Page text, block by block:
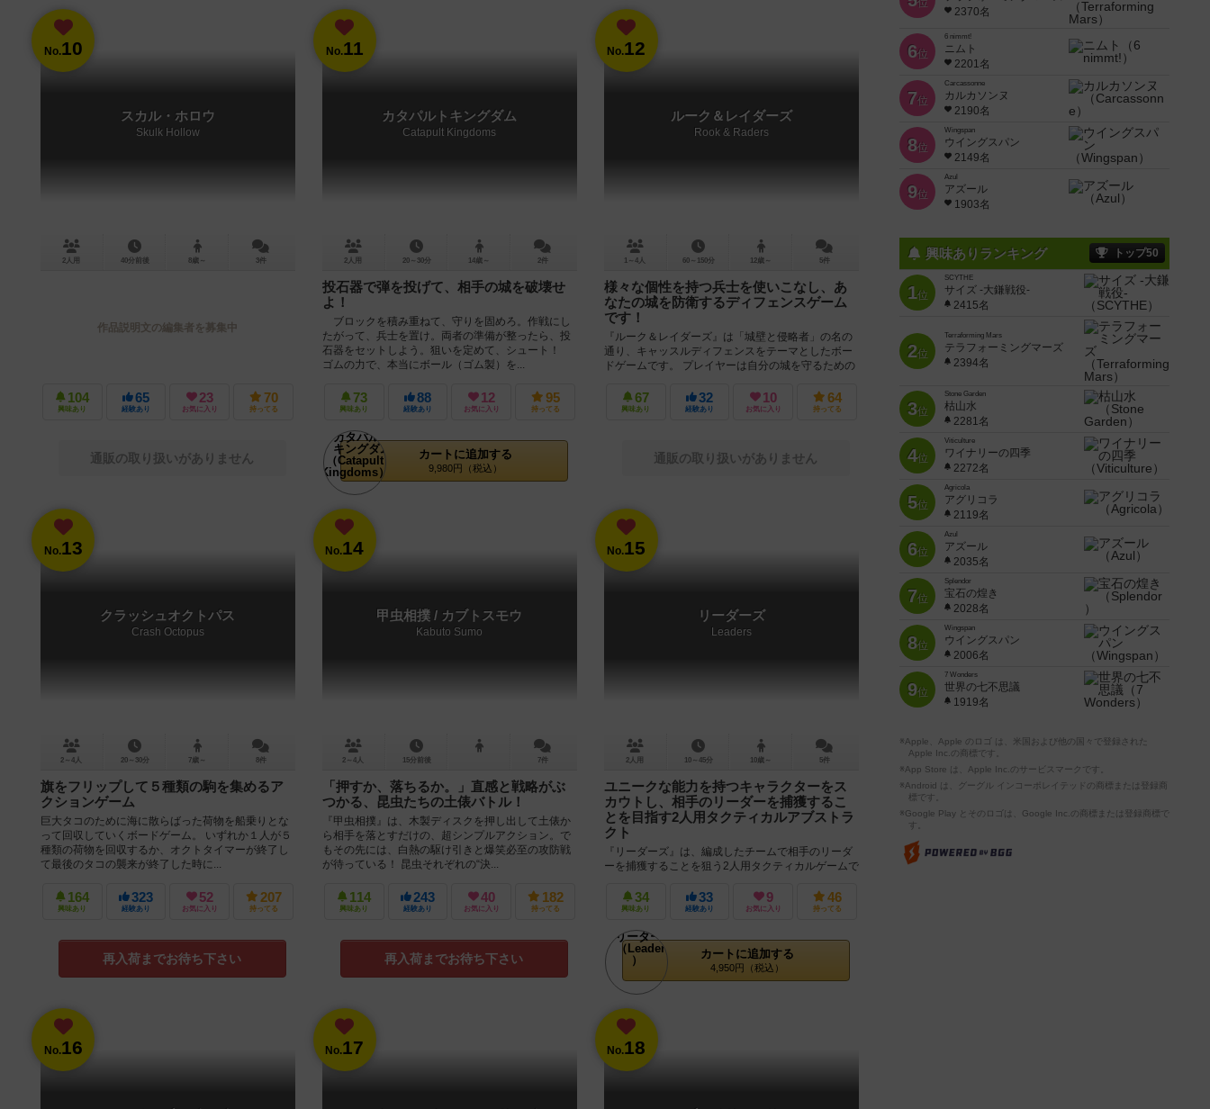
No.10
スカル・ホロウ
Skulk Hollow
2人用 40分前後 8歳～ 3件
作品説明文の編集者を募集中
104
興味あり
65
経験あり
23
お気に入り
70
持ってる
通販の取り扱いがありません
No.11
カタパルトキングダム
Catapult Kingdoms
2人用 20～30分 14歳～ 2件
投石器で弾を投げて、相手の城を破壊せ
よ！
ブロックを積み重ねて、守りを固めろ。作戦にし
たがって、兵士を置け。両者の準備が整ったら、投
石器をセットしよう。狙いを定めて、シュート！
ゴムの力で、本当にボール（ゴム製）を...
73
興味あり
88
経験あり
12
お気に入り
95
持ってる
カートに追加する
9,980円（税込）
No.12
ルーク＆レイダーズ
Rook & Raders
1～4人 60～150分 12歳～ 5件
様々な個性を持つ兵士を使いこなし、あ
なたの城を防衛するディフェンスゲーム
です！
『ルーク＆レイダーズ』は「城壁と侵略者」の名の
通り、キャッスルディフェンスをテーマとしたボー
ドゲームです。 プレイヤーは自分の城を守るための
67
興味あり
32
経験あり
10
お気に入り
64
持ってる
通販の取り扱いがありません
No.13
クラッシュオクトパス
Crash Octopus
2～4人 20～30分 7歳～ 8件
旗をフリップして５種類の駒を集めるア
クションゲーム
巨大タコのために海に散らばった荷物を船乗りとな
って回収していくボードゲーム。 いずれか１人が５
種類の荷物を回収するか、オクトタイマーが終了し
て最後のタコの襲来が終了した時に...
164
興味あり
323
経験あり
52
お気に入り
207
持ってる
再入荷までお待ち下さい
No.14
甲虫相撲 / カブトスモウ
Kabuto Sumo
2～4人 15分前後 7件
「押すか、落ちるか。」直感と戦略がぶ
つかる、昆虫たちの土俵バトル！
『甲虫相撲』は、木製ディスクを押し出して土俵か
ら相手を落とすだけの、超シンプルアクション。で
もその先には、白熱の駆け引きと爆笑必至の攻防戦
が待っている！ 昆虫それぞれの“決...
114
興味あり
243
経験あり
40
お気に入り
182
持ってる
再入荷までお待ち下さい
No.15
リーダーズ
Leaders
2人用 10～45分 10歳～ 5件
ユニークな能力を持つキャラクターをス
カウトし、相手のリーダーを捕獲するこ
とを目指す2人用タクティカルアブストラ
クト
『リーダーズ』は、編成したチームで相手のリーダ
ーを捕獲することを狙う2人用タクティカルゲームで
ド上で動かし、相手のリーダーを捕ま...
34
興味あり
33
経験あり
9
お気に入り
46
持ってる
カートに追加する
4,950円（税込）
No.16 No.17 No.18
位
2370名
6位
6 nimmt!
ニムト
2201名
7位
Carcassonne
カルカソンヌ
2190名
8位
Wingspan
ウイングスパン
2149名
9位
Azul
アズール
1903名
興味ありランキング トップ50
1位
SCYTHE
サイズ -大鎌戦役-
2415名
2位
Terraforming Mars
テラフォーミングマーズ
2394名
3位
Stone Garden
枯山水
2281名
4位
Viticulture
ワイナリーの四季
2272名
5位
Agricola
アグリコラ
2119名
6位
Azul
アズール
2035名
7位
Splendor
宝石の煌き
2028名
8位
Wingspan
ウイングスパン
2006名
9位
7 Wonders
世界の七不思議
1919名
※Apple、Apple のロゴ は、米国および他の国々で登録された
Apple Inc.の商標です。
※App Store は、Apple Inc.のサービスマークです。
※Android は、グーグル インコーポレイテッドの商標または登録商
標です。
※Google Play とそのロゴは、Google Inc.の商標または登録商標で
す。